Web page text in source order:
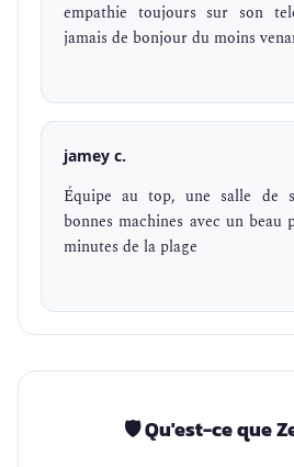
empathie toujours sur son
jamais de bonjour du moins
jamey c.
Équipe au top, une salle de
bonnes machines avec un beau
minutes de la plage
🛡️ Qu'est-ce que